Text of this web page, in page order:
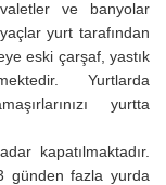
ve banyolar
yurt tarafından
eski çarşaf, yastık
Yurtlarda
yurtta
kapatılmaktadır.
günden fazla yurda